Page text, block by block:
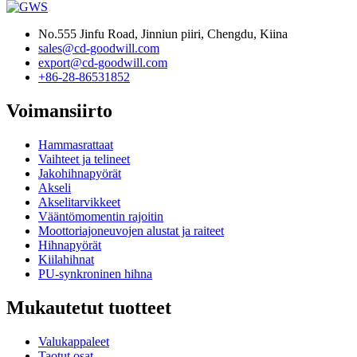
No.555 Jinfu Road, Jinniun piiri, Chengdu, Kiina
sales@cd-goodwill.com
export@cd-goodwill.com
+86-28-86531852
Voimansiirto
Hammasrattaat
Vaihteet ja telineet
Jakohihnapyörät
Akseli
Akselitarvikkeet
Vääntömomentin rajoitin
Moottoriajoneuvojen alustat ja raiteet
Hihnapyörät
Kiilahihnat
PU-synkroninen hihna
Mukautetut tuotteet
Valukappaleet